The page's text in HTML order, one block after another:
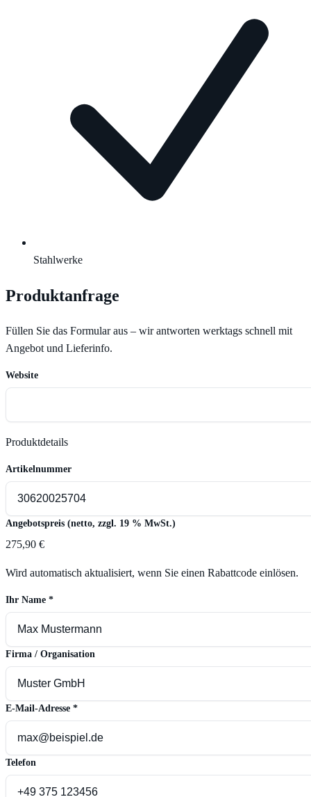
Stahlwerke
Produktanfrage
Füllen Sie das Formular aus – wir antworten werktags schnell mit
Angebot und Lieferinfo.
Website
Produktdetails
Artikelnummer
Angebotspreis (netto, zzgl. 19 % MwSt.)
275,90 €
Wird automatisch aktualisiert, wenn Sie einen Rabattcode einlösen.
Ihr Name *
Firma / Organisation
E-Mail-Adresse *
Telefon